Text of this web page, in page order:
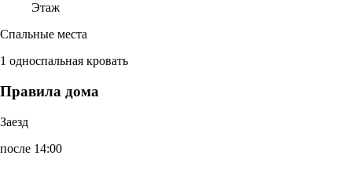
Этаж
Спальные места
1 односпальная кровать
Правила дома
Заезд
после 14:00